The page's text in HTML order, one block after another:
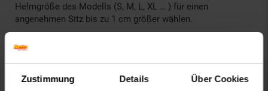
Zustimmung Details Über Cookies
Helmgröße des Modells (S, M, L, XL … ) für einen
angenehmen Sitz bis zu 1 cm größer wählen.
Farbe: pink-weiß